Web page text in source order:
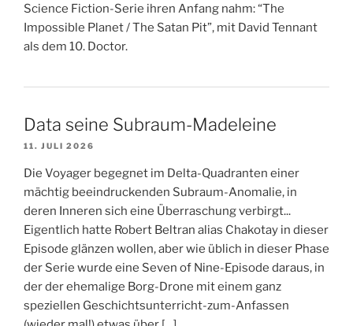
Science Fiction-Serie ihren Anfang nahm: “The
Impossible Planet / The Satan Pit”, mit David Tennant
als dem 10. Doctor.
Data seine Subraum-Madeleine
11. JULI 2026
Die Voyager begegnet im Delta-Quadranten einer
mächtig beeindruckenden Subraum-Anomalie, in
deren Inneren sich eine Überraschung verbirgt...
Eigentlich hatte Robert Beltran alias Chakotay in dieser
Episode glänzen wollen, aber wie üblich in dieser Phase
der Serie wurde eine Seven of Nine-Episode daraus, in
der der ehemalige Borg-Drone mit einem ganz
speziellen Geschichtsunterricht-zum-Anfassen